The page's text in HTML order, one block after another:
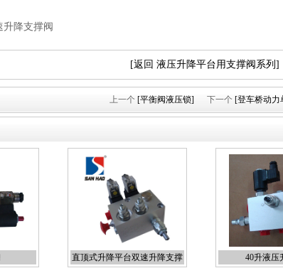
[返回 液压升降平台用支撑阀系列]
上一个 [平衡阀液压锁] 下一个 [登车桥动力
直顶式升降平台双速升降支撑
40升液压